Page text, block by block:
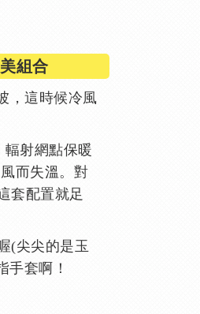
組合
，這時候冷風
射網點保暖
而失溫。對
套配置就足
(尖尖的是玉
手套啊！